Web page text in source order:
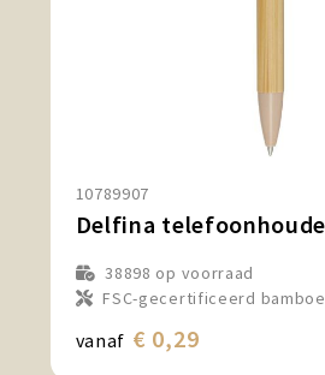
10789907
38898 op voorraad
FSC-gecertificeerd bamboe
vanaf € 0,29